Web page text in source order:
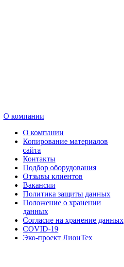
О компании
О компании
Копирование материалов
сайта
Контакты
Подбор оборудования
Отзывы клиентов
Вакансии
Политика защиты данных
Положение о хранении
данных
Согласие на хранение данных
COVID-19
Эко-проект ЛионТех